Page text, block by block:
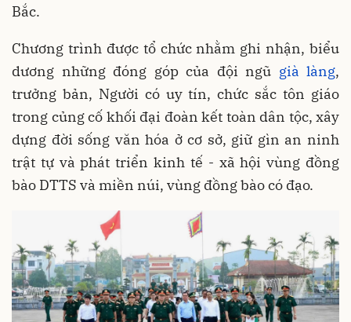
Bắc.
Chương trình được tổ chức nhằm ghi nhận, biểu
dương những đóng góp của đội ngũ già làng,
trưởng bản, Người có uy tín, chức sắc tôn giáo
trong củng cố khối đại đoàn kết toàn dân tộc, xây
dựng đời sống văn hóa ở cơ sở, giữ gìn an ninh
trật tự và phát triển kinh tế - xã hội vùng đồng
bào DTTS và miền núi, vùng đồng bào có đạo.